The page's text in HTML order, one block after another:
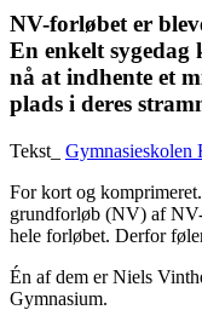
NV-forløbet er
En enkelt
nå at indhente et
plads i deres
Tekst_ Gymnasieskolen
For kort og
grundforløb (NV) af
hele forløbet. Derfor
Én af dem er Niels
Gymnasium.